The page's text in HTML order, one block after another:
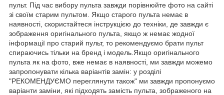
пульт. Під час вибору пульта завжди порівнюйте фото на сайті
зі своїм старим пультом. Якщо старого пульта немає в
наявності, скористайтеся інструкцією до техніки, де завжди є
зображення оригінального пульта, якщо ж немає жодної
інформації про старий пульт, то рекомендуємо брати пульт
спираючись тільки на бренд і модель.Якщо оригінального
пульта як на фото, вже немає в наявності, ми завжди можемо
запропонувати кілька варіантів замін: у розділі
"РЕКОМЕНДУЄМО переглянути також" ми завжди пропонуємо
варіанти заміни, які підходять замість пульта, зображеного на